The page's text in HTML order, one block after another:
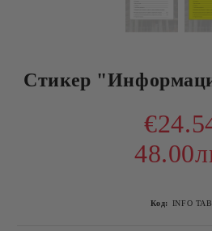
Стикер
Код: INFO TAB